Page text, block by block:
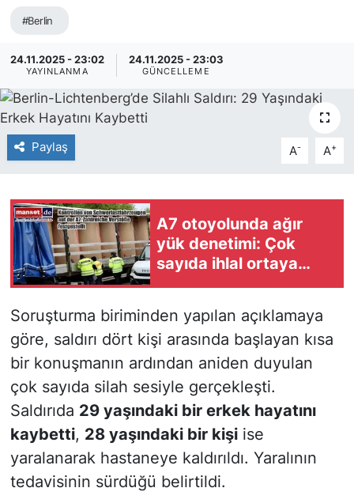
#Berlin
24.11.2025 - 23:02
YAYINLANMA
24.11.2025 - 23:03
GÜNCELLEME
Paylaş A- A+
A7 otoyolunda ağır
yük denetimi: Çok
sayıda ihlal ortaya
çıktı
Soruşturma biriminden yapılan açıklamaya
göre, saldırı dört kişi arasında başlayan kısa
bir konuşmanın ardından aniden duyulan
çok sayıda silah sesiyle gerçekleşti.
Saldırıda 29 yaşındaki bir erkek hayatını
kaybetti, 28 yaşındaki bir kişiise
yaralanarak hastaneye kaldırıldı. Yaralının
tedavisinin sürdüğü belirtildi.